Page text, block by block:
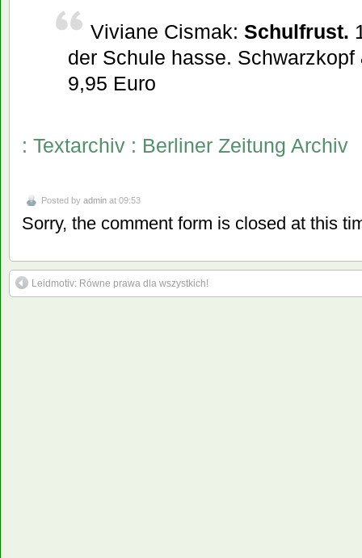
Viviane Cismak: Schulfrust.
der Schule hasse.
9,95 Euro
: Textarchiv : Berliner Zeitung Archiv
Posted by admin at 09:53
Sorry, the comment form is closed at this
Leidmotiv: Równe prawa dla wszystkich!